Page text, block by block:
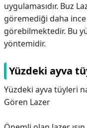
uygulamasıdır. Buz
göremediği daha
görebilmektedir. Bu
yöntemidir.
Yüzdeki ayva
Yüzdeki ayva tüyleri
Gören Lazer